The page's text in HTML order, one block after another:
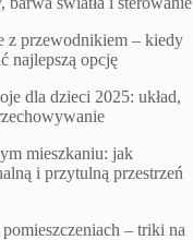
z przewodnikiem – kiedy
najlepszą opcję
dla dzieci 2025: układ,
mieszkaniu: jak
i przytulną przestrzeń
– triki na